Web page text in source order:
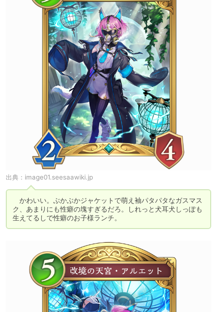
出典： image01.seesaawiki.jp
かわいい。ぶかぶかジャケットで萌え袖パタパタなガスマス
ク、あまりにも性癖の塊すぎるだろ。しれっと犬耳犬しっぽも
生えてるしで性癖のお子様ランチ。